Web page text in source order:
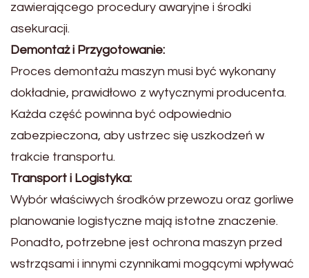
zawierającego procedury awaryjne i środki
asekuracji.
Demontaż i Przygotowanie:
Proces demontażu maszyn musi być wykonany
dokładnie, prawidłowo z wytycznymi producenta.
Każda część powinna być odpowiednio
zabezpieczona, aby ustrzec się uszkodzeń w
trakcie transportu.
Transport i Logistyka:
Wybór właściwych środków przewozu oraz gorliwe
planowanie logistyczne mają istotne znaczenie.
Ponadto, potrzebne jest ochrona maszyn przed
wstrząsami i innymi czynnikami mogącymi wpływać